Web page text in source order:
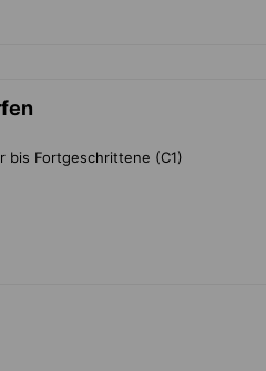
bis Fortgeschrittene (C1)